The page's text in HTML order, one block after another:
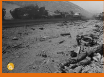
پزشکیان: دیپلماسی آمریکا را پای
کارشناس است؛ تخریبش بی‌انصافی است
سخنگوی سپاه: بازگشایی تنگه هرمز به
حمله موشکی به یک کشتی اماراتی
ارزش معاملات خرد «سهام و صندوق‌های سهامی»
پیام وزیر امور اقتصادی و دارایی به